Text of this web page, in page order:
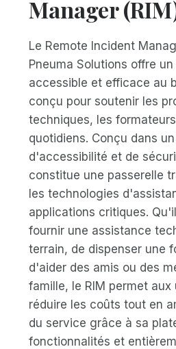
Manager
Le Remote Incident
Pneuma Solutions offre
accessible et efficace au
conçu pour soutenir les
techniques, les
quotidiens. Conçu dans
d'accessibilité et de
constitue une passerelle
les technologies
applications critiques.
fournir une assistance
terrain, de dispenser une
d'aider des amis ou des
famille, le RIM permet aux
réduire les coûts tout en
du service grâce à sa
fonctionnalités et